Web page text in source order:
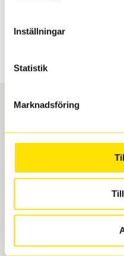
Inställningar
Statistik
Marknadsföring
Boka och hämta
När du beställer dina
levereras de direkt till
Göteborg. Välj mellan
Mölndal. I beställningen
vi till att de uppfyller